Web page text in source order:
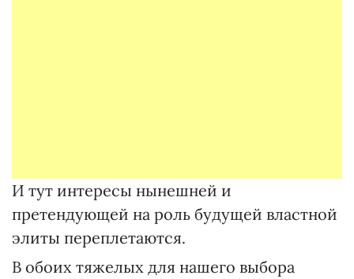
И тут интересы нынешней и
претендующей на роль будущей властной
элиты переплетаются.
В обоих тяжелых для нашего выбора